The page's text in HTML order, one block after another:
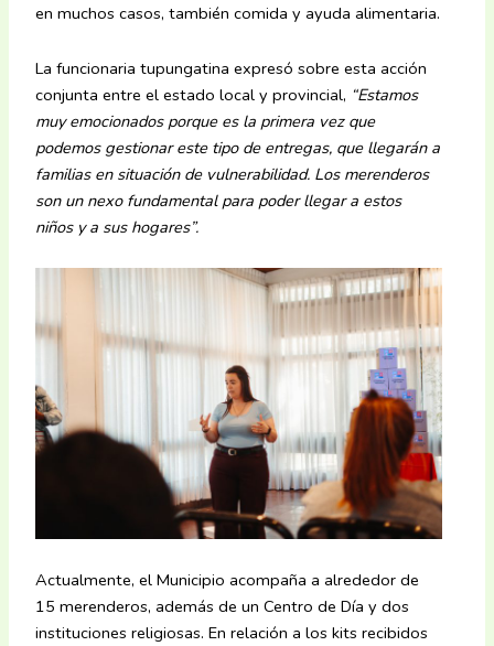
en muchos casos, también comida y ayuda alimentaria.
La funcionaria tupungatina expresó sobre esta acción
conjunta entre el estado local y provincial, “Estamos
muy emocionados porque es la primera vez que
podemos gestionar este tipo de entregas, que llegarán a
familias en situación de vulnerabilidad. Los merenderos
son un nexo fundamental para poder llegar a estos
niños y a sus hogares”.
Actualmente, el Municipio acompaña a alrededor de
15 merenderos, además de un Centro de Día y dos
instituciones religiosas. En relación a los kits recibidos